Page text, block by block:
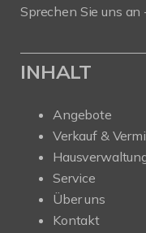
Sprechen Sie uns an
INHALT
Angebote
Verkauf &
Service
Über uns
Kontakt